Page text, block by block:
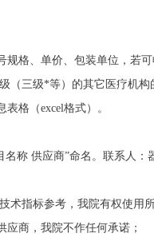
规格、单价、包装单位，若可
（三级*等）的其它医疗机构
格（excel格式）。
称 供应商”命名。联系人：
术指标参考，我院有权使用
应商，我院不作任何承诺；